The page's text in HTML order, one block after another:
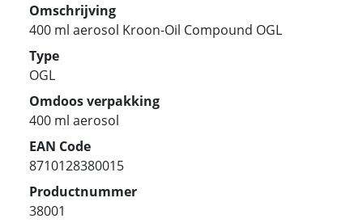
Omschrijving
400 ml aerosol Kroon-Oil Compound OGL
Type
OGL
Omdoos verpakking
400 ml aerosol
EAN Code
8710128380015
Productnummer
38001